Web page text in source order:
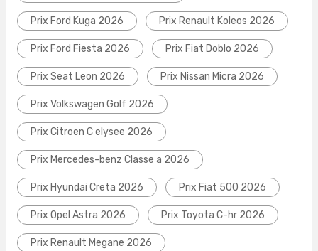
Prix Ford Kuga 2026 Prix Renault Koleos 2026
Prix Ford Fiesta 2026 Prix Fiat Doblo 2026
Prix Seat Leon 2026 Prix Nissan Micra 2026
Prix Volkswagen Golf 2026
Prix Citroen C elysee 2026
Prix Mercedes-benz Classe a 2026
Prix Hyundai Creta 2026 Prix Fiat 500 2026
Prix Opel Astra 2026 Prix Toyota C-hr 2026
Prix Renault Megane 2026